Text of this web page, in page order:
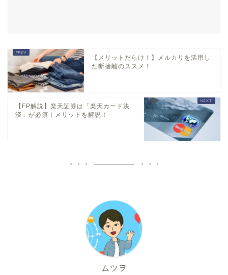
【メリットだらけ！】メルカリを活用し
た断捨離のススメ！
【FP解説】楽天証券は「楽天カード決
済」が必須！メリットを解説！
ムツヲ